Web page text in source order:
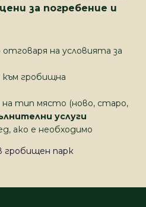
цени за погребение и
на условията за
към гробищна
тип място (ново, старо,
услуги
ако е необходимо